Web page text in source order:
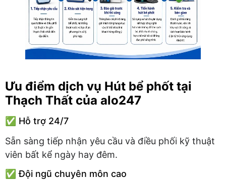
Ưu điểm dịch vụ Hút bể phốt tại
Thạch Thất của alo247
✅ Hỗ trợ 24/7
Sẵn sàng tiếp nhận yêu cầu và điều phối kỹ thuật
viên bất kể ngày hay đêm.
✅ Đội ngũ chuyên môn cao